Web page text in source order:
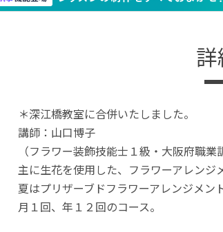
＊深江橋教室に合併いたしました。
講師：山口博子
（フラワー装飾技能士１級・大阪府職
主に生花を使用した、フラワーアレンジ
夏はプリザーブドフラワーアレンジメント
月１回、年１２回のコース。